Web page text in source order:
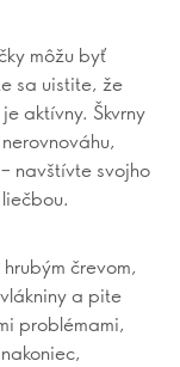
môžu byť
sa uistite, že
aktívny. Škvrny
navštívte svojho
črevom,
a pite
problémami,